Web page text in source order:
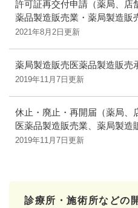
許可証再交付申請（薬局、店
薬品製造販売業・薬局製造販
2021年8月2日更新
薬局製造販売医薬品製造販売
2019年11月7日更新
休止・廃止・再開届（薬局、
医薬品製造販売業、薬局製造
2019年11月7日更新
診療所・施術所などの